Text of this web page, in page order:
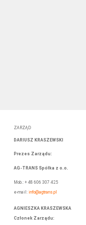
ZARZĄD
DARIUSZ KRASZEWSKI
Prezes Zarządu:
AG-TRANS Spółka z o.o.
Mob.: + 48 606 307 425
e-mail:info@agtrans.pl
AGNIESZKA KRASZEWSKA
Członek Zarządu: